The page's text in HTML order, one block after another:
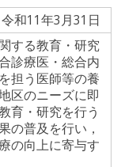
和11年3月31日
する教育・研究
診療医・総合内
担う医師等の養
区のニーズに即
育・研究を行う
の普及を行い，
の向上に寄与す